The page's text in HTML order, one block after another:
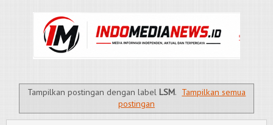
Tampilkan postingan dengan label LSM. Tampilkan semua
postingan